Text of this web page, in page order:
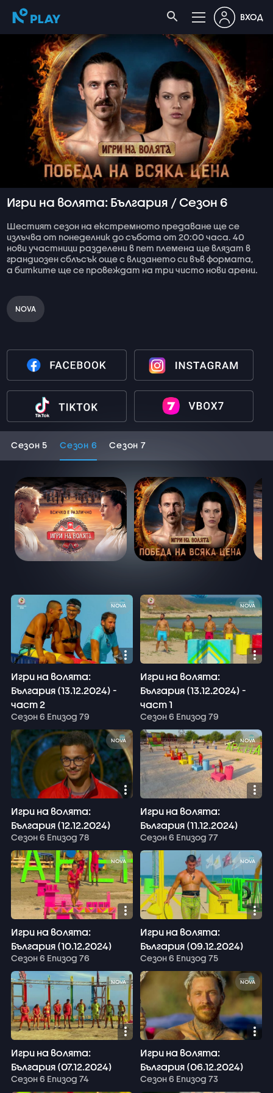
ВХОД
Игри на волята: България / Сезон 6
Шестият сезон на екстремното предаване ще се
излъчва от понеделник до събота от 20:00 часа. 40
нови участници разделени в пет племена ще влязат в
грандиозен сблъсък още с влизането си във формата,
а битките ще се провеждат на три чисто нови арени.
NOVA
Сезон 5 Сезон 6 Сезон 7
NOVA
Игри на волята:
България (13.12.2024) -
част 2
Сезон 6 Епизод 79
NOVA
Игри на волята:
България (13.12.2024) -
част 1
Сезон 6 Епизод 79
NOVA
Игри на волята:
България (12.12.2024)
Сезон 6 Епизод 78
NOVA
Игри на волята:
България (11.12.2024)
Сезон 6 Епизод 77
NOVA
Игри на волята:
България (10.12.2024)
Сезон 6 Епизод 76
NOVA
Игри на волята:
България (09.12.2024)
Сезон 6 Епизод 75
NOVA
Игри на волята:
България (07.12.2024)
Сезон 6 Епизод 74
NOVA
Игри на волята:
България (06.12.2024)
Сезон 6 Епизод 73